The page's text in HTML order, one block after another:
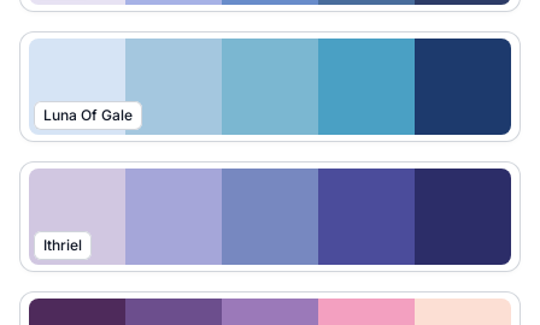
Luna Of Gale
Ithriel